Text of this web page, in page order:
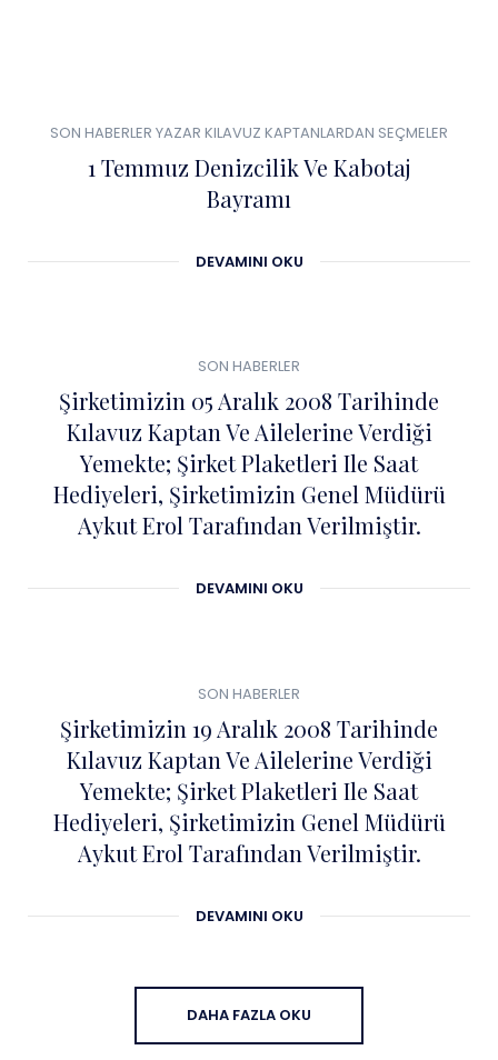
01
TEM
SON HABERLER YAZAR KILAVUZ KAPTANLARDAN SEÇMELER
1 Temmuz Denizcilik Ve Kabotaj
Bayramı
DEVAMINI OKU
ŞUB
SON HABERLER
Şirketimizin 05 Aralık 2008 Tarihinde
Kılavuz Kaptan Ve Ailelerine Verdiği
Yemekte; Şirket Plaketleri Ile Saat
Hediyeleri, Şirketimizin Genel Müdürü
Aykut Erol Tarafından Verilmiştir.
DEVAMINI OKU
ŞUB
SON HABERLER
Şirketimizin 19 Aralık 2008 Tarihinde
Kılavuz Kaptan Ve Ailelerine Verdiği
Yemekte; Şirket Plaketleri Ile Saat
Hediyeleri, Şirketimizin Genel Müdürü
Aykut Erol Tarafından Verilmiştir.
DEVAMINI OKU
DAHA FAZLA OKU